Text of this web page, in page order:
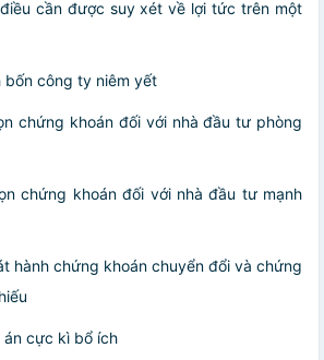
cần được suy xét về lợi tức trên một
bốn công ty niêm yết
chứng khoán đối với nhà đầu tư phòng
chứng khoán đối với nhà đầu tư mạnh
hành chứng khoán chuyển đổi và chứng
án cực kì bổ ích